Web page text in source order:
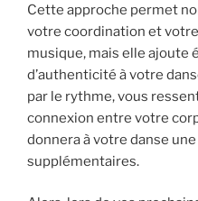
Cette approche permet
votre coordination et
musique, mais elle ajoute
d’authenticité à votre
par le rythme, vous
connexion entre votre
donnera à votre danse
supplémentaires.